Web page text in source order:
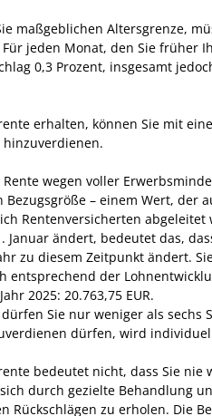
maßgeblichen Altersgrenze,
jeden Monat, den Sie früher
0,3 Prozent, insgesamt
erhalten, können Sie mit
hinzuverdienen.
wegen voller
– einem Wert, der
Rentenversicherten abgeleitet
Januar ändert, bedeutet das,
zu diesem Zeitpunkt ändert.
entsprechend der
2025: 20.763,75 EUR.
Sie nur weniger als sechs
dürfen, wird
bedeutet nicht, dass Sie nie
durch gezielte Behandlung
Rückschlägen zu erholen. Die